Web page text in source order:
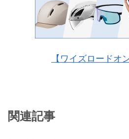
【ワイズロードオ
関連記事